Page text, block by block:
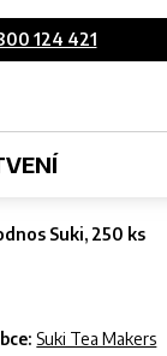
124 421
Suki, 250 ks
Suki Tea Makers